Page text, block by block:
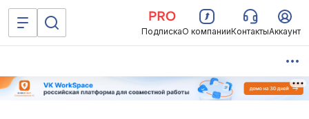
ПодпискаО компанииКонтактыАккаунт